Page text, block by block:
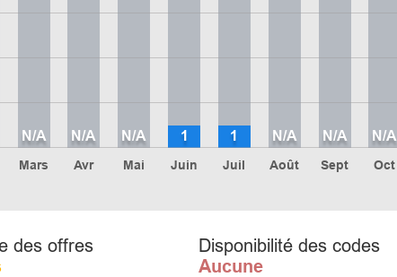
Mars
N/A
Avr
N/A
Mai
N/A
Juin
1
Juil
1
Août
N/A
Sept
N/A
Oct
N/A
des offres
Disponibilité des codes
Aucune